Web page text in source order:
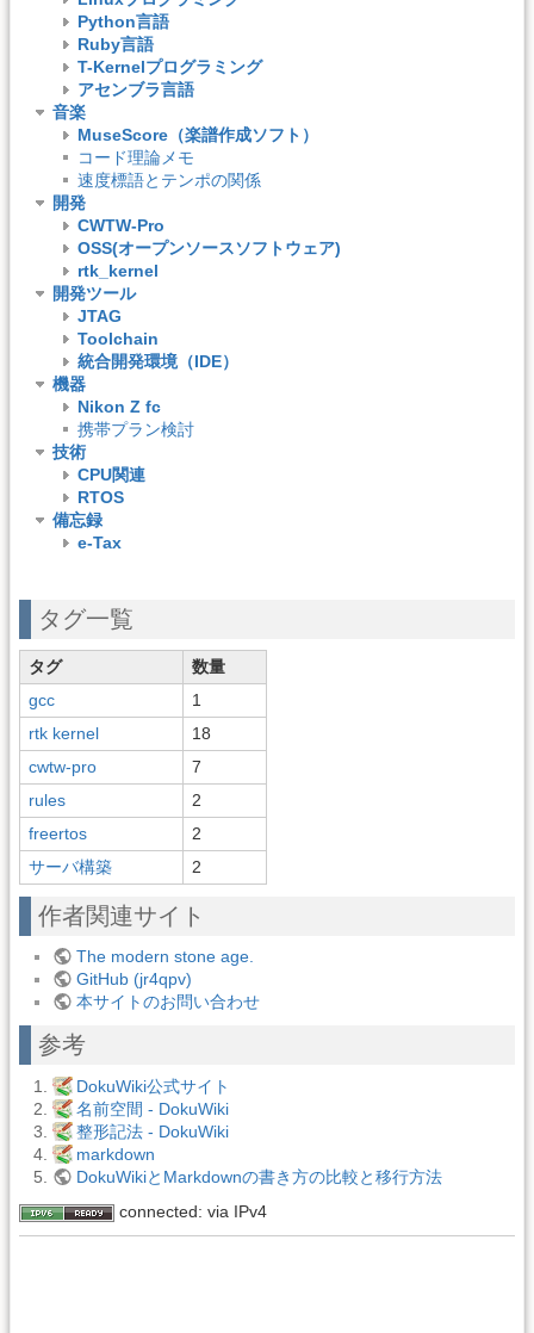
Python言語
Ruby言語
T-Kernelプログラミング
アセンブラ言語
音楽
MuseScore（楽譜作成ソフト）
コード理論メモ
速度標語とテンポの関係
開発
CWTW-Pro
OSS(オープンソースソフトウェア)
rtk_kernel
開発ツール
JTAG
Toolchain
統合開発環境（IDE）
機器
Nikon Z fc
携帯プラン検討
技術
CPU関連
RTOS
備忘録
e-Tax
タグ一覧
タグ
数量
gcc
1
rtk kernel
18
cwtw-pro
7
rules
2
freertos
2
サーバ構築
2
作者関連サイト
The modern stone age.
GitHub (jr4qpv)
本サイトのお問い合わせ
参考
DokuWiki公式サイト
名前空間 - DokuWiki
整形記法 - DokuWiki
markdown
DokuWikiとMarkdownの書き方の比較と移行方法
connected: via IPv4